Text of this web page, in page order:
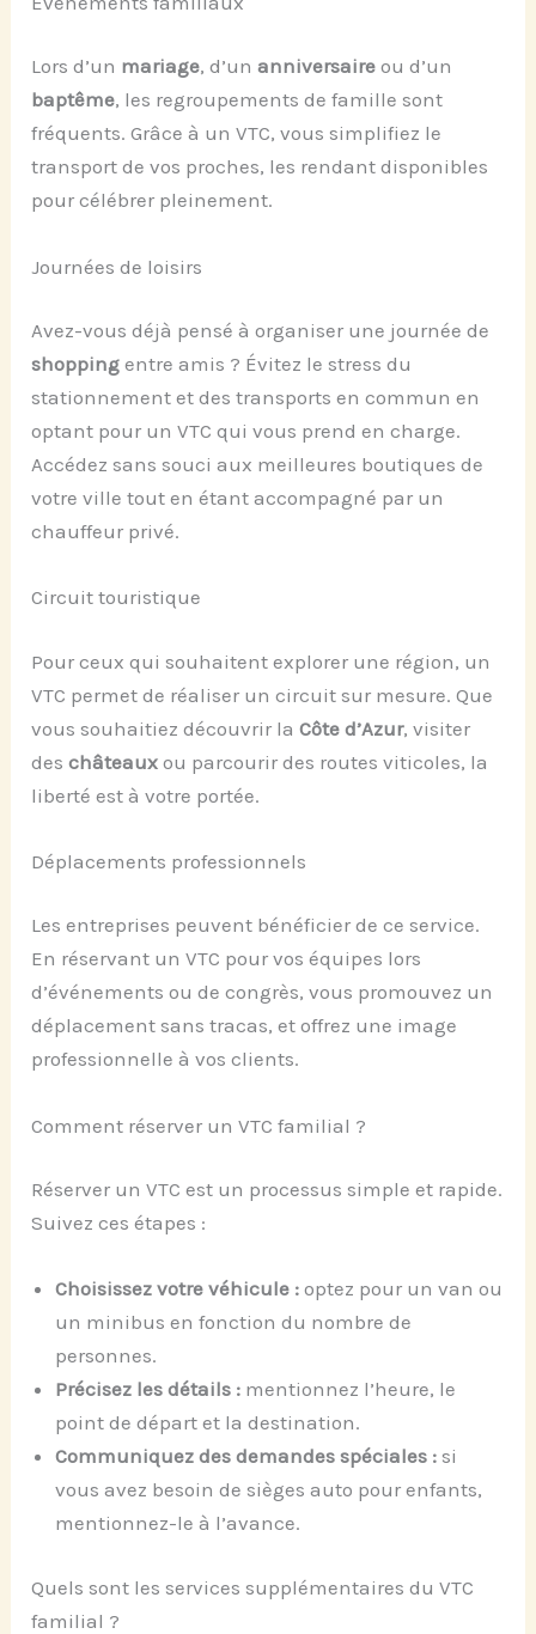
Lors d’un mariage, d’unanniversaire ou d’un
baptême, les regroupements de famille sont
fréquents. Grâce à un VTC, vous simplifiez le
transport de vos proches, les rendant disponibles
pour célébrer pleinement.
Journées de loisirs
Avez-vous déjà pensé à organiser une journée de
shopping entre amis ? Évitez le stress du
stationnement et des transports en commun en
optant pour un VTC qui vous prend en charge.
Accédez sans souci aux meilleures boutiques de
votre ville tout en étant accompagné par un
chauffeur privé.
Circuit touristique
Pour ceux qui souhaitent explorer une région, un
VTC permet de réaliser un circuit sur mesure. Que
vous souhaitiez découvrir laCôte d’Azur, visiter
deschâteaux ou parcourir des routes viticoles, la
liberté est à votre portée.
Déplacements professionnels
Les entreprises peuvent bénéficier de ce service.
En réservant un VTC pour vos équipes lors
d’événements ou de congrès, vous promouvez un
déplacement sans tracas, et offrez une image
professionnelle à vos clients.
Comment réserver un VTC familial ?
Réserver un VTC est un processus simple et rapide.
Suivez ces étapes :
Choisissez votre véhicule : optez pour un van ou
un minibus en fonction du nombre de
personnes.
Précisez les détails : mentionnez l’heure, le
point de départ et la destination.
Communiquez des demandes spéciales : si
vous avez besoin de sièges auto pour enfants,
mentionnez-le à l’avance.
Quels sont les services supplémentaires du VTC
familial ?